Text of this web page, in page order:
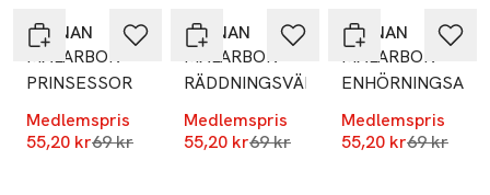
Sweden
E-post
orderkontor@egmont.se
Mobilnummer
SKU: 66512083
KÄRNAN
MÅLARBOK
PRINSESSOR
Medlemspris
55,20 krLägsta pris 30 dagar
69 kr
KÄRNAN
MÅLARBOK
RÄDDNINGSVÄNNER
Medlemspris
55,20 krLägsta pris 30 dagar
69 kr
KÄRNAN
MÅLARBOK
Medlemspris
55,20 krLägsta
69 kr